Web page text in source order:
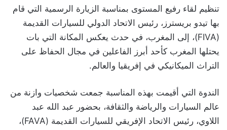
تنظيم لقاء رفيع المستوى بمناسبة الزيارة الرسمية التي قام
بها تيدو بريسترز، رئيس الاتحاد الدولي للسيارات القديمة
(FIVA)، إلى المغرب، في حدث يعكس المكانة التي بات
يحتلها المغرب كأحد أبرز الفاعلين في مجال الحفاظ على
التراث الميكانيكي في إفريقيا والعالم.
الندوة التي أقيمت بهذه المناسبة جمعت شخصيات وازنة من
عالم السيارات والرياضة والثقافة، بحضور عبد الله عبد
اللاوي، رئيس الاتحاد الإفريقي للسيارات القديمة (FAVA)،